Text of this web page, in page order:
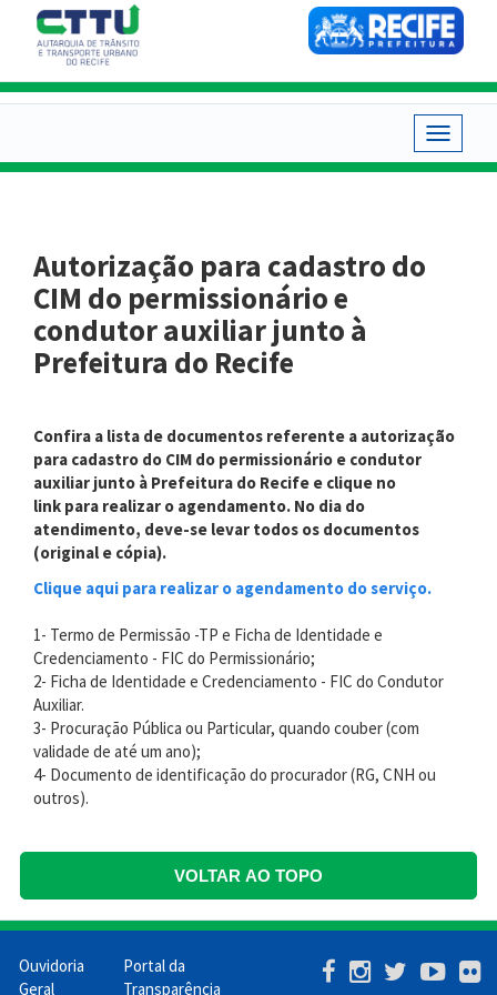
conteúdo
principal
Toggle
Autorização para cadastro do
CIM do permissionário e
condutor auxiliar junto à
Prefeitura do Recife
Confira a lista de documentos referente a autorização
para cadastro do CIM do permissionário e condutor
auxiliar junto à Prefeitura do Recife e clique no
link para realizar o agendamento. No dia do
atendimento, deve-se levar todos os documentos
(original e cópia).
Clique aqui para realizar o agendamento do serviço.
1- Termo de Permissão -TP e Ficha de Identidade e
Credenciamento - FIC do Permissionário;
2- Ficha de Identidade e Credenciamento - FIC do Condutor
Auxiliar.
3- Procuração Pública ou Particular, quando couber (com
validade de até um ano);
4- Documento de identificação do procurador (RG, CNH ou
outros).
VOLTAR AO TOPO
Menu
Ouvidoria
Geral
Portal da
Transparência